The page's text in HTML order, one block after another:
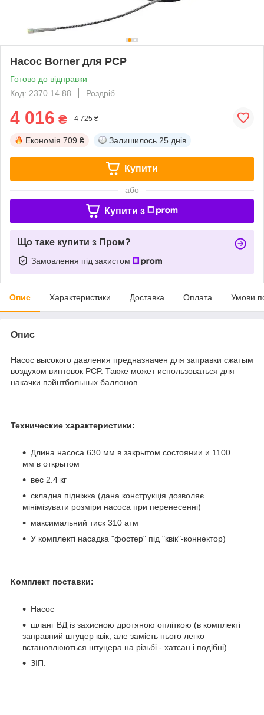
Насос Borner для PCP
Готово до відправки
Код: 2370.14.88
Роздріб
4 016 ₴ 4 725 ₴
Економія 709 ₴ Залишилось 25 днів
Купити
або
Купити з
Що таке купити з Пром?
Замовлення під захистом
Опис Характеристики Доставка Оплата Умови
Опис
Насос высокого давления предназначен для заправки сжатым
воздухом винтовок PCP. Также может использоваться для
накачки пэйнтбольных баллонов.
Технические характеристики:
Длина насоса 630 мм в закрытом состоянии и 1100
мм в открытом
вес 2.4 кг
складна підніжка (дана конструкція дозволяє
мінімізувати розміри насоса при перенесенні)
максимальний тиск 310 атм
У комплекті насадка "фостер" під "квік"-коннектор)
Комплект поставки:
Насос
шланг ВД із захисною дротяною опліткою (в комплекті
заправний штуцер квік, але замість нього легко
встановлюються штуцера на різьбі - хатсан і подібні)
ЗІП: